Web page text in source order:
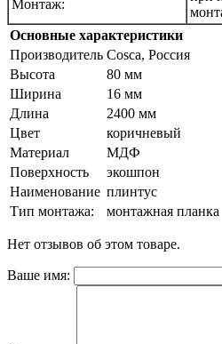
Монтаж:
Основные характеристики
Производитель Cosca, Россия
Высота
80 мм
Ширина
16 мм
Длина
2400 мм
Цвет
коричневый
Материал
МДФ
Поверхность
экошпон
Наименование плинтус
Тип монтажа:
монтажная планка
Нет отзывов об этом товаре.
Ваше имя: